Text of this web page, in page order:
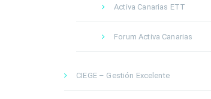
Activa Canarias ETT
Forum Activa Canarias
CIEGE – Gestión Excelente